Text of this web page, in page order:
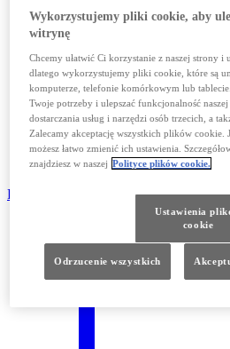
Pobierz cennik NX 2026
Wykorzystujemy pliki cookie, aby
witrynę
Chcemy ułatwić Ci korzystanie z naszej strony i
dlatego wykorzystujemy pliki cookie, które są
komputerze, telefonie komórkowym lub
Twoje potrzeby i ulepszać funkcjonalność
dostarczania usług i narzędzi osób trzecich, a
Zalecamy akceptację wszystkich plików cookie.
możesz łatwo zmienić ich ustawienia.
znajdziesz w naszej Polityce plików cookie.
Ustawienia
cookie
Odrzucenie wszystkich